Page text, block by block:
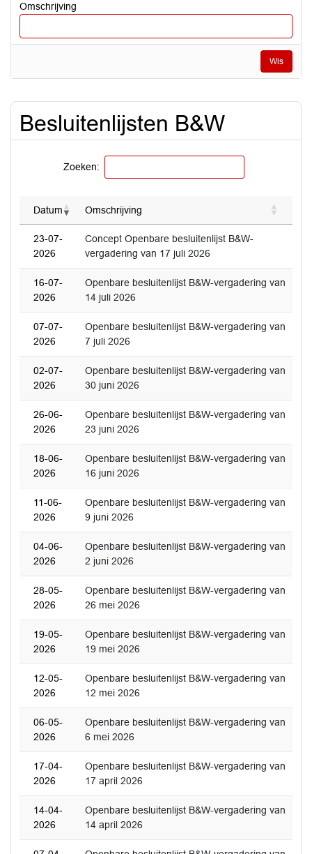
tot
met
Omschrijving
Wis
Besluitenlijsten B&W
Zoeken:
Datum Omschrijving
23-07-
2026
Concept Openbare besluitenlijst B&W-
vergadering van 17 juli 2026
16-07-
2026
Openbare besluitenlijst B&W-vergadering van
14 juli 2026
07-07-
2026
Openbare besluitenlijst B&W-vergadering van
7 juli 2026
02-07-
2026
Openbare besluitenlijst B&W-vergadering van
30 juni 2026
26-06-
2026
Openbare besluitenlijst B&W-vergadering van
23 juni 2026
18-06-
2026
Openbare besluitenlijst B&W-vergadering van
16 juni 2026
11-06-
2026
Openbare besluitenlijst B&W-vergadering van
9 juni 2026
04-06-
2026
Openbare besluitenlijst B&W-vergadering van
2 juni 2026
28-05-
2026
Openbare besluitenlijst B&W-vergadering van
26 mei 2026
19-05-
2026
Openbare besluitenlijst B&W-vergadering van
19 mei 2026
12-05-
2026
Openbare besluitenlijst B&W-vergadering van
12 mei 2026
06-05-
2026
Openbare besluitenlijst B&W-vergadering van
6 mei 2026
17-04-
2026
Openbare besluitenlijst B&W-vergadering van
17 april 2026
14-04-
2026
Openbare besluitenlijst B&W-vergadering van
14 april 2026